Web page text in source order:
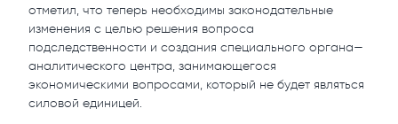
отметил, что теперь необходимы законодательные
изменения с целью решения вопроса
подследственности и создания специального органа—
аналитического центра, занимающегося
экономическими вопросами, который не будет являться
силовой единицей.